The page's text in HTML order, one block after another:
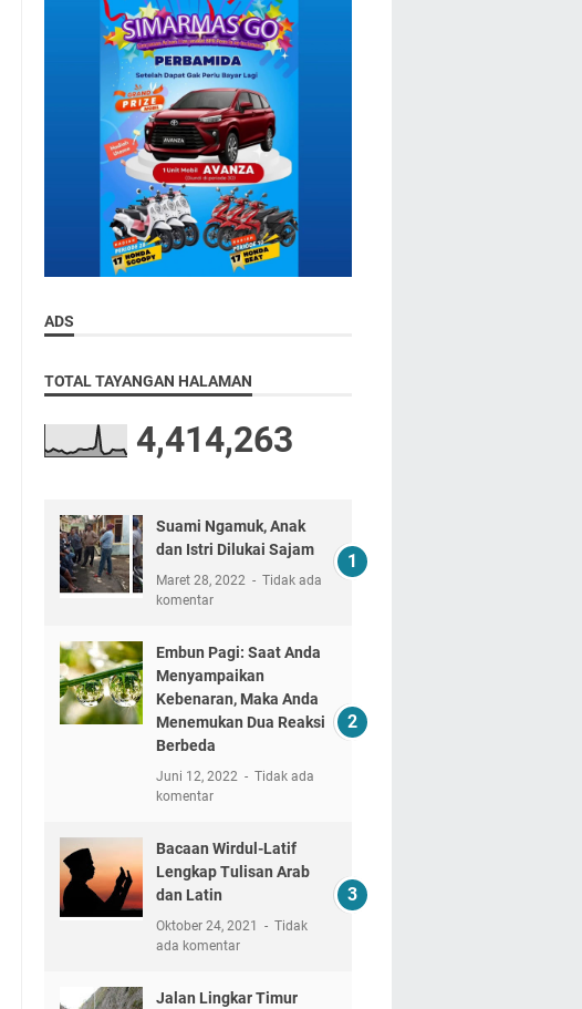
ADS
TOTAL TAYANGAN HALAMAN
4,414,263
Suami Ngamuk, Anak
dan Istri Dilukai Sajam
Maret 28, 2022
Tidak ada
komentar
Embun Pagi: Saat Anda
Menyampaikan
Kebenaran, Maka Anda
Menemukan Dua Reaksi
Berbeda
Juni 12, 2022
Tidak ada
komentar
Bacaan Wirdul-Latif
Lengkap Tulisan Arab
dan Latin
Oktober 24, 2021
Tidak
ada komentar
Jalan Lingkar Timur